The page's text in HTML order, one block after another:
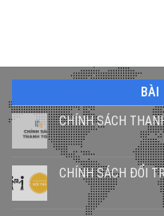
BÀI
CHÍNH SÁCH
CHÍNH SÁCH ĐỔI